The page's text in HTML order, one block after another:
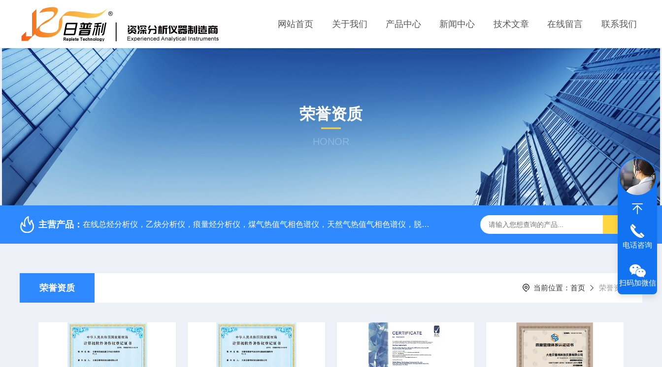
网站首页 关于我们 产品中心 新闻中心 技术文章 在线留言 联系我们
荣誉资质
HONOR
主营产品： 在线总烃分析仪，乙炔分析仪，痕量烃分析仪，煤气热值气相色谱仪，天然气热值气相色谱仪，脱氧管，液相色谱柱空柱，保护柱，过滤器
荣誉资质 当前位置： 首页 荣誉资质
电话咨询
扫码加微信